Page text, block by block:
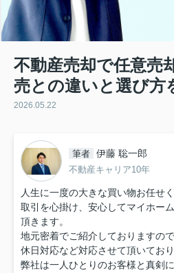
不動産売却で任意売
売との違いと選び方
2026.05.22
筆者 伊藤 聡一郎
不動産キャリア10年
人生に一度の大きな買い物お任せ
取引を心掛け、安心してマイホー
頂きます。
地元密着でご紹介しておりますの
休日対応など対応させて頂いており
弊社は一人ひとりのお客様と真剣